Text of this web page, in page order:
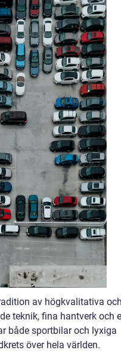
av högkvalitativa
teknik, fina hantverk och
både sportbilar och lyxiga
över hela världen.